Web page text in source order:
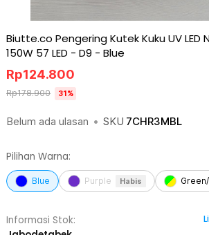
Biutte.co Pengering Kutek Kuku UV LED
150W 57 LED - D9 - Blue
Belum ada ulasan • SKU 7CHR3MBL
Rp124.800
Rp178.900 31%
Pilihan Warna:
Blue Purple Habis
Informasi Stok: